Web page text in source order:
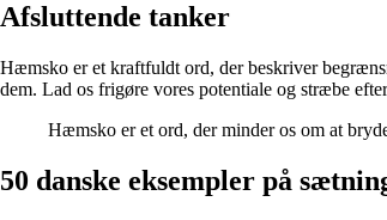
Afsluttende tanker
Hæmsko er et kraftfuldt ord, der beskriver
dem. Lad os frigøre vores potentiale og stræbe
Hæmsko er et ord, der minder os om at
50 danske eksempler på